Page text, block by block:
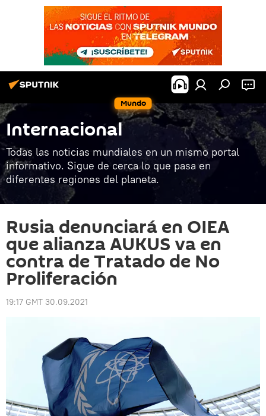
Mundo
Internacional
Todas las noticias mundiales en un mismo portal
informativo. Sigue de cerca lo que pasa en
diferentes regiones del planeta.
Rusia denunciará en OIEA
que alianza AUKUS va en
contra de Tratado de No
Proliferación
19:17 GMT 30.09.2021